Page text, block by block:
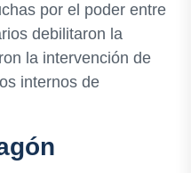
por el poder entre
debilitaron la
la intervención de
internos de